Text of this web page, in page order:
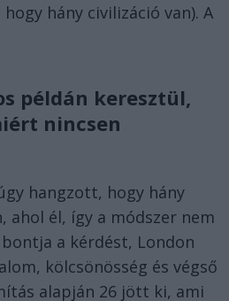
hány civilizáció van). A
példán keresztül,
nincsen
hangzott, hogy hány
él, így a módszer nem
a kérdést, London
kölcsönösség és végső
alapján 26 jött ki, ami